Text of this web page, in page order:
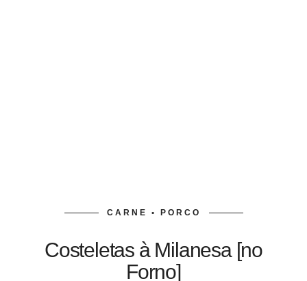
CARNE • PORCO
Costeletas à Milanesa [no
Forno]